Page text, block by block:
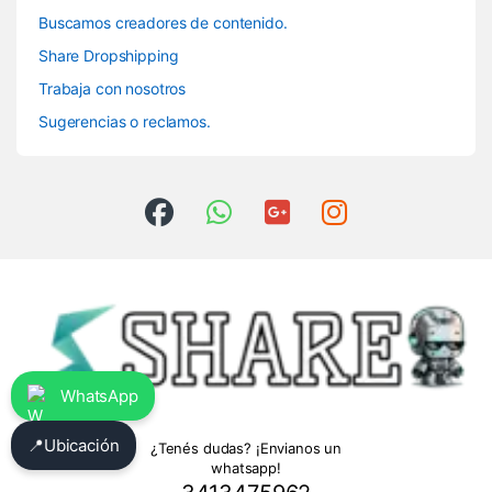
Buscamos creadores de contenido.
Share Dropshipping
Trabaja con nosotros
Sugerencias o reclamos.
¿Tenés dudas? ¡Envianos un
whatsapp!
WhatsApp
📍Ubicación